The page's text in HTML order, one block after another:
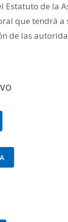
de la
que tendrá
de las